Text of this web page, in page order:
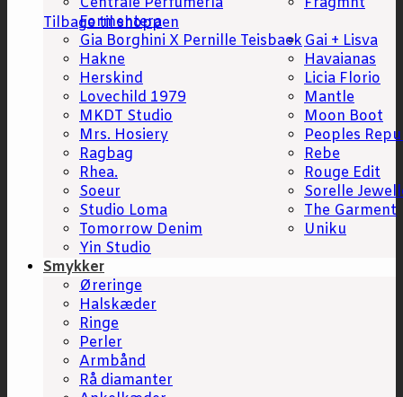
Tilbage til shoppen
Formentera
Gia Borghini X Pernille Teisbaek Gai + Lisva
Hakne
Havaianas
Herskind
Licia Florio
Lovechild 1979
Mantle
MKDT Studio
Moon Boot
Mrs. Hosiery
Peoples
Ragbag
Rebe
Rhea.
Rouge Edit
Soeur
Sorelle
Studio Loma
The Garment
Tomorrow Denim
Uniku
Yin Studio
Smykker
Øreringe
Halskæder
Ringe
Perler
Armbånd
Rå diamanter